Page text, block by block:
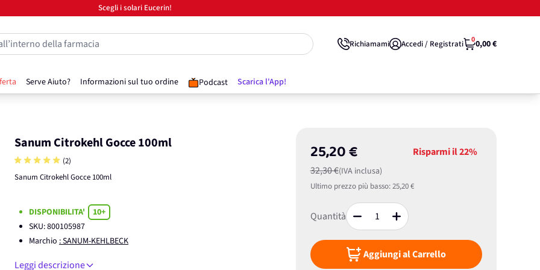
Scegli i solari Eucerin!
Serve Aiuto? Informazioni sul tuo ordine Podcast Scarica l'App!
della farmacia Richiamami Accedi / Registrati 00,00 €
Sanum Citrokehl Gocce 100ml
(2)
Sanum Citrokehl Gocce 100ml
25,20 €
32,30 €(IVA inclusa)
Risparmi il22%
Ultimo prezzo più basso:25,20 €
Quantità
Aggiungi al Carrello
DISPONIBILITA'
10+
SKU:800105987
Marchio : SANUM-KEHLBECK
Leggi descrizione